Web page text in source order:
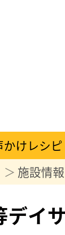
かけレシピ
施設情報
デイ